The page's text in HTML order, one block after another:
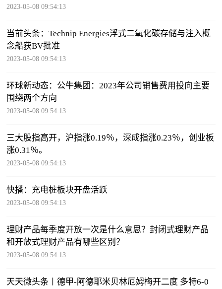
2023-05-08 09:54:13
当前头条：Technip Energies浮式二氧化碳存储与注入概
念船获BV批准
2023-05-08 09:54:13
环球新动态：公牛集团：2023年公司销售费用投向主要
围绕两个方向
2023-05-08 09:54:13
三大股指高开，沪指涨0.19％，深成指涨0.23％，创业板
涨0.31％。
2023-05-08 09:54:13
快播：充电桩板块开盘活跃
2023-05-08 09:54:13
理财产品每季度开放一次是什么意思？封闭式理财产品
和开放式理财产品有哪些区别？
2023-05-08 09:54:13
天天微头条丨德甲-阿德耶米贝林厄姆梅开二度 多特6-0